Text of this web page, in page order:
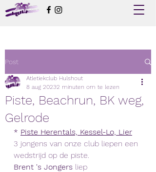
Post
Piste, Beachrun, BK weg,
Gelrode
Atletiekclub Hulshout
8 aug 20232 minuten om te lezen
* Piste Herentals, Kessel-Lo, Lier
3 jongens van onze club liepen een
wedstrijd op de piste.
Brent 's Jongers liep